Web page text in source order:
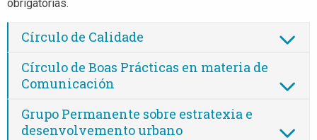
obrigatorias.
Círculo de Calidade
Círculo de Boas Prácticas en materia de
Comunicación
Grupo Permanente sobre estratexia e
desenvolvemento urbano